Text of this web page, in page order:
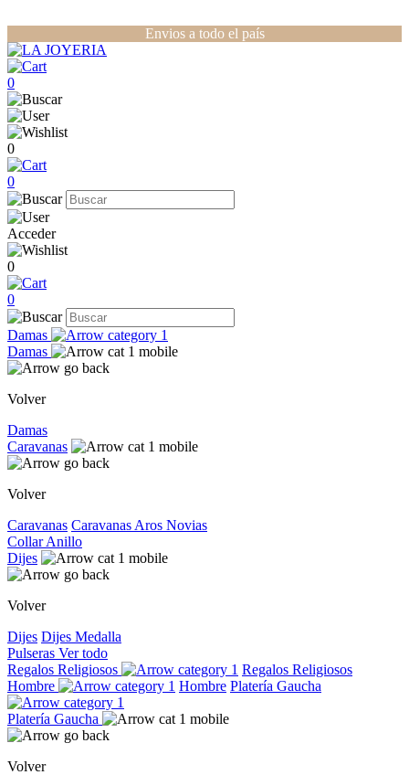
Envios a todo el país
0
0
0
Acceder
0
0
Damas
Damas
Volver
Damas
Caravanas
Volver
Caravanas Caravanas Aros Novias
CollarAnillo
Dijes
Volver
Dijes Dijes Medalla
Pulseras Ver todo
Regalos Religiosos
Regalos Religiosos
Hombre
Hombre Platería Gaucha
Platería Gaucha
Volver